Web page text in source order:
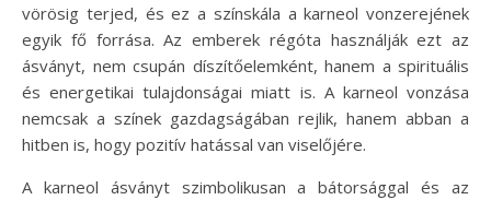
vörösig terjed, és ez a színskála a karneol vonzerejének
egyik fő forrása. Az emberek régóta használják ezt az
ásványt, nem csupán díszítőelemként, hanem a spirituális
és energetikai tulajdonságai miatt is. A karneol vonzása
nemcsak a színek gazdagságában rejlik, hanem abban a
hitben is, hogy pozitív hatással van viselőjére.
A karneol ásványt szimbolikusan a bátorsággal és az